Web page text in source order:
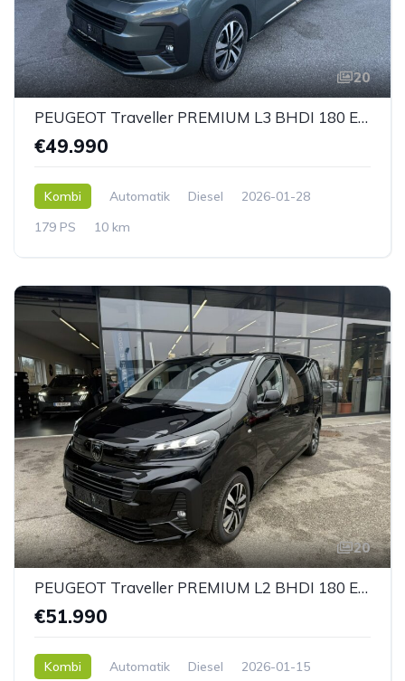
20
PEUGEOT Traveller PREMIUM L3 BHDI 180 EAT8
€49.990
Kombi Automatik Diesel
2026-01-28
179 PS
10 km
20
PEUGEOT Traveller PREMIUM L2 BHDI 180 EAT8 *AHK*
€51.990
Kombi Automatik Diesel
2026-01-15